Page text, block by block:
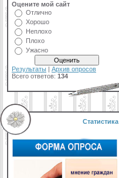
Оцените мой сайт
Отлично
Хорошо
Неплохо
Плохо
Ужасно
Результаты | Архив опросов
Всего ответов: 134
Статистика